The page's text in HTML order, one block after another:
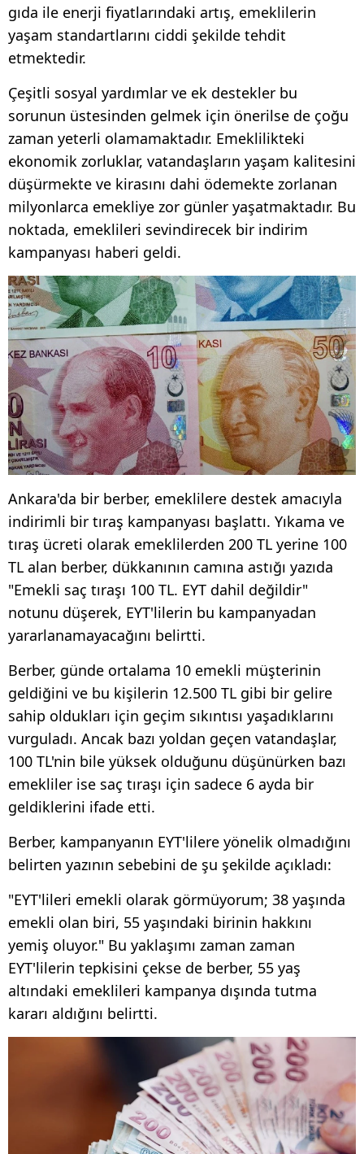
gıda ile enerji fiyatlarındaki artış, emeklilerin
yaşam standartlarını ciddi şekilde tehdit
etmektedir.
Çeşitli sosyal yardımlar ve ek destekler bu
sorunun üstesinden gelmek için önerilse de çoğu
zaman yeterli olamamaktadır. Emeklilikteki
ekonomik zorluklar, vatandaşların yaşam kalitesini
düşürmekte ve kirasını dahi ödemekte zorlanan
milyonlarca emekliye zor günler yaşatmaktadır. Bu
noktada, emeklileri sevindirecek bir indirim
kampanyası haberi geldi.
Ankara'da bir berber, emeklilere destek amacıyla
indirimli bir tıraş kampanyası başlattı. Yıkama ve
tıraş ücreti olarak emeklilerden 200 TL yerine 100
TL alan berber, dükkanının camına astığı yazıda
"Emekli saç tıraşı 100 TL. EYT dahil değildir"
notunu düşerek, EYT'lilerin bu kampanyadan
yararlanamayacağını belirtti.
Berber, günde ortalama 10 emekli müşterinin
geldiğini ve bu kişilerin 12.500 TL gibi bir gelire
sahip oldukları için geçim sıkıntısı yaşadıklarını
vurguladı. Ancak bazı yoldan geçen vatandaşlar,
100 TL'nin bile yüksek olduğunu düşünürken bazı
emekliler ise saç tıraşı için sadece 6 ayda bir
geldiklerini ifade etti.
Berber, kampanyanın EYT'lilere yönelik olmadığını
belirten yazının sebebini de şu şekilde açıkladı:
"EYT'lileri emekli olarak görmüyorum; 38 yaşında
emekli olan biri, 55 yaşındaki birinin hakkını
yemiş oluyor." Bu yaklaşımı zaman zaman
EYT'lilerin tepkisini çekse de berber, 55 yaş
altındaki emeklileri kampanya dışında tutma
kararı aldığını belirtti.